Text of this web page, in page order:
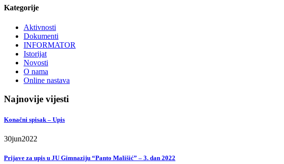
Kategorije
Aktivnosti
Dokumenti
INFORMATOR
Istorijat
Novosti
O nama
Online nastava
Najnovije vijesti
Konačni spisak – Upis
30jun2022
Prijave za upis u JU Gimnaziju “Panto Mališić” – 3. dan 2022